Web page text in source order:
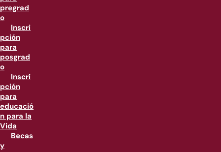
pregrad
o
Inscri
pción
para
posgrad
o
Inscri
pción
para
educació
n para la
Vida
Becas
y